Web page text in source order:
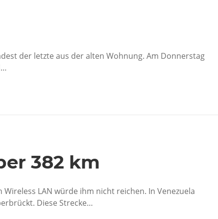
der letzte aus der alten Wohnung. Am Donnerstag
382 km
LAN würde ihm nicht reichen. In Venezuela
Diese Strecke…